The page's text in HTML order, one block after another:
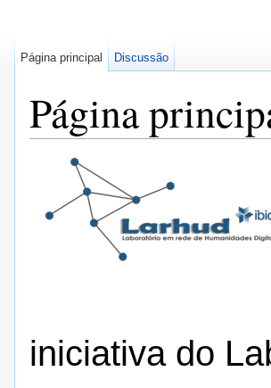
Página
iniciativa do
Página principal Discussão